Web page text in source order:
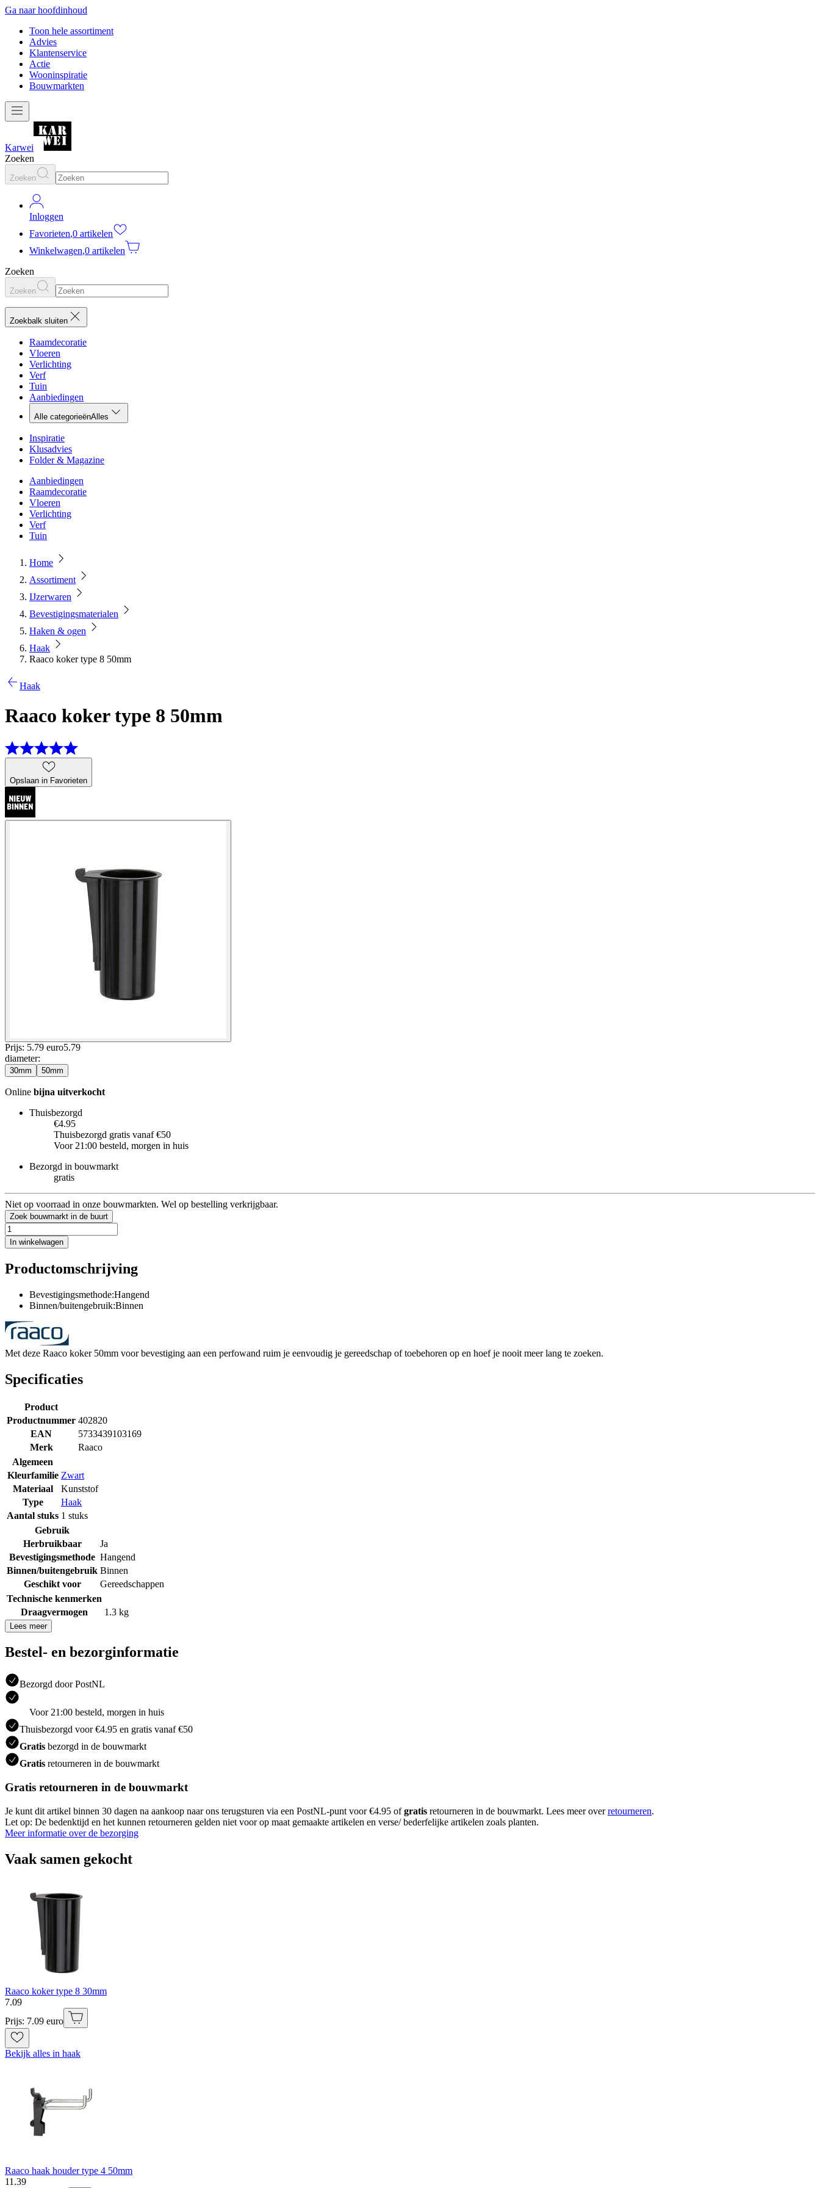
Ga naar hoofdinhoud
Toon hele assortiment
Advies
Klantenservice
Actie
Wooninspiratie
Bouwmarkten
Karwei
Zoeken
Zoeken
Inloggen
Favorieten,0 artikelen
Winkelwagen,0 artikelen
Zoeken
Zoeken
Zoekbalk sluiten
Raamdecoratie
Vloeren
Verlichting
Verf
Tuin
Aanbiedingen
Alle categorieënAlles
Inspiratie
Klusadvies
Folder & Magazine
Aanbiedingen
Raamdecoratie
Vloeren
Verlichting
Verf
Tuin
Home
Assortiment
IJzerwaren
Bevestigingsmaterialen
Haken & ogen
Haak
Raaco koker type 8 50mm
Haak
Raaco koker type 8 50mm
Opslaan in Favorieten
Prijs: 5.79 euro5.79
diameter:
30mm 50mm
Online bijna uitverkocht
Thuisbezorgd
€4.95
Thuisbezorgd gratis vanaf €50
Voor 21:00 besteld, morgen in huis
Bezorgd in bouwmarkt
gratis
Niet op voorraad in onze bouwmarkten. Wel op bestelling verkrijgbaar.
Zoek bouwmarkt in de buurt
In winkelwagen
Productomschrijving
Bevestigingsmethode:Hangend
Binnen/buitengebruik:Binnen
Met deze Raaco koker 50mm voor bevestiging aan een perfowand ruim je eenvoudig je gereedschap of toebehoren op en hoef je nooit meer lang te zoeken.
Specificaties
Product
Productnummer 402820
EAN
5733439103169
Merk
Raaco
Algemeen
Kleurfamilie Zwart
Materiaal
Kunststof
Type
Haak
Aantal stuks 1 stuks
Gebruik
Herbruikbaar
Ja
Bevestigingsmethode Hangend
Binnen/buitengebruik Binnen
Geschikt voor
Gereedschappen
Technische kenmerken
Draagvermogen
1.3 kg
Lees meer
Bestel- en bezorginformatie
Bezorgd door PostNL
Voor 21:00 besteld, morgen in huis
Thuisbezorgd voor €4.95 en gratis vanaf €50
Gratis bezorgd in de bouwmarkt
Gratis retourneren in de bouwmarkt
Gratis retourneren in de bouwmarkt
Je kunt dit artikel binnen 30 dagen na aankoop naar ons terugsturen via een PostNL-punt voor €4.95 ofgratis retourneren in de bouwmarkt. Lees meer overretourneren.
Let op: De bedenktijd en het kunnen retourneren gelden niet voor op maat gemaakte artikelen en verse/ bederfelijke artikelen zoals planten.
Meer informatie over de bezorging
Vaak samen gekocht
Raaco koker type 8 30mm
7.09
Prijs: 7.09 euro
Bekijk alles in haak
Raaco haak houder type 4 50mm
11 .39